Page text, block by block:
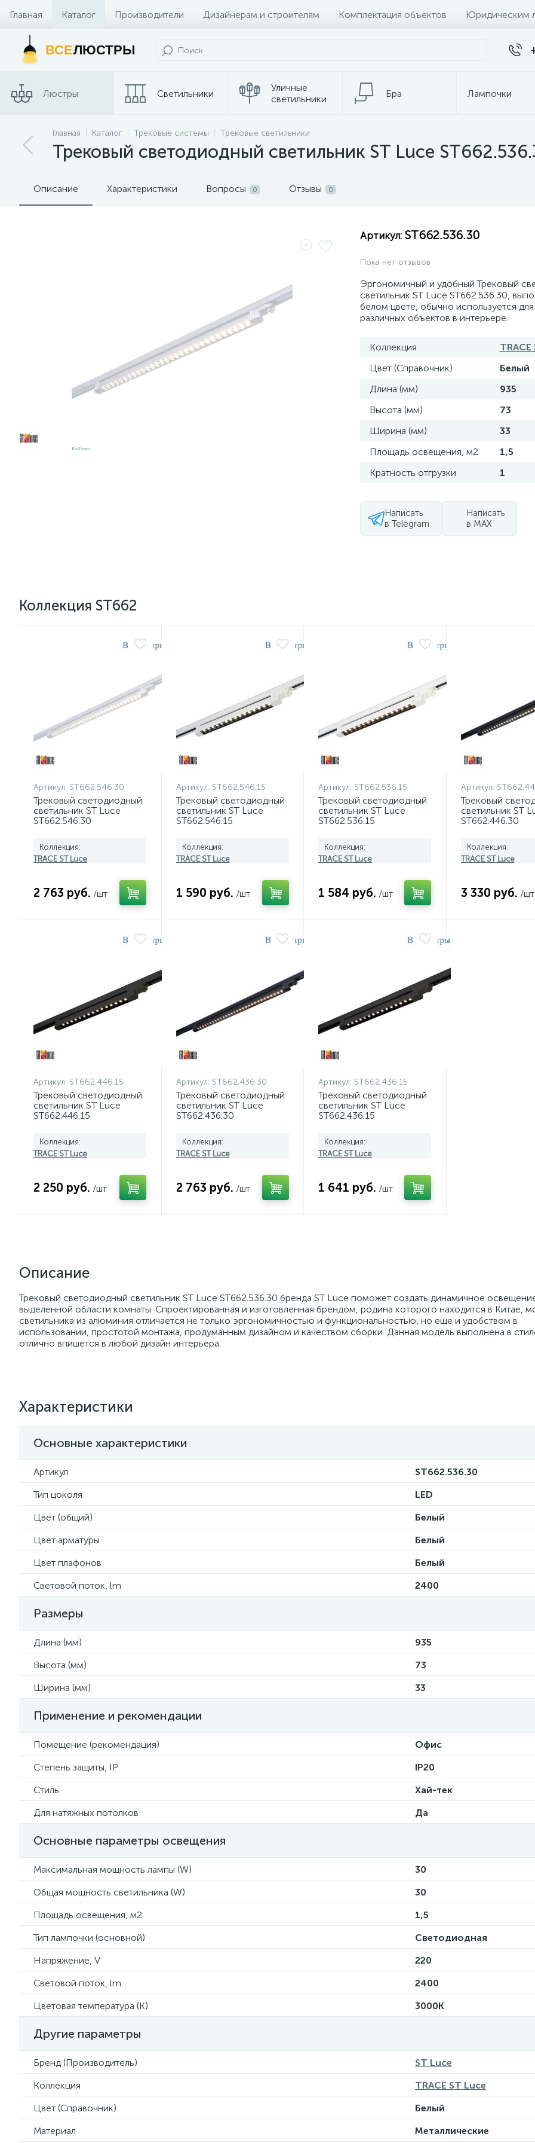
Главная Каталог Производители Дизайнерам и строителям Комплектация объектов Юридическим
Контакты и Магазины
ВСЕЛЮСТРЫ
Люстры Светильники
Уличные
светильники
Бра Лампочки
Споты
Трековые
Электротовары
лампы
Главная Каталог Трековые системы Трековые светильники
Трековый светодиодный светильник ST Luce
Описание Характеристики Вопросы 0 Отзывы 0
Артикул: ST662.536.30
Пока нет отзывов
Эргономичный и удобный Трековый
светильник ST Luce ST662.536.30,
белом цвете, обычно используется
различных объектов в интерьере.
Коллекция
Цвет (Справочник)
Белый
Длина (мм)
935
Высота (мм)
73
Ширина (мм)
33
Площадь освещения, м2
1,5
Кратность отгрузки
1
Написать
в Telegram
Написать
в MAX
Коллекция ST662
Артикул: ST662.546.30
Трековый светодиодный
светильник ST Luce
ST662.546.30
Коллекция:
TRACE ST Luce
2 763 руб. /шт
Артикул: ST662.546.15
Трековый светодиодный
светильник ST Luce
ST662.546.15
Коллекция:
TRACE ST Luce
1 590 руб. /шт
Артикул: ST662.536.15
Трековый светодиодный
светильник ST Luce
ST662.536.15
Коллекция:
TRACE ST Luce
1 584 руб. /шт
Артикул:
Трековый
светильник ST
ST662.446.30
Коллекция:
TRACE ST Luce
3 330 руб. /шт
Артикул: ST662.446.15
Трековый светодиодный
светильник ST Luce
ST662.446.15
Коллекция:
TRACE ST Luce
2 250 руб. /шт
Артикул: ST662.436.30
Трековый светодиодный
светильник ST Luce
ST662.436.30
Коллекция:
TRACE ST Luce
2 763 руб. /шт
Артикул: ST662.436.15
Трековый светодиодный
светильник ST Luce
ST662.436.15
Коллекция:
TRACE ST Luce
1 641 руб. /шт
Описание
Трековый светодиодный светильник ST Luce ST662.536.30 бренда ST Luce поможет создать динамичное
выделенной области комнаты. Спроектированная и изготовленная брендом, родина которого находится в Китае,
светильника из алюминия отличается не только эргономичностью и функциональностью, но еще и удобством в
использовании, простотой монтажа, продуманным дизайном и качеством сборки. Данная модель выполнена в
отлично впишется в любой дизайн интерьера.
Характеристики
Основные характеристики
Артикул
ST662.536.30
Тип цоколя
LED
Цвет (общий)
Белый
Цвет арматуры
Белый
Цвет плафонов
Белый
Световой поток, lm
2400
Размеры
Длина (мм)
935
Высота (мм)
73
Ширина (мм)
33
Применение и рекомендации
Помещение (рекомендация)
Офис
Степень защиты, IP
IP20
Стиль
Хай-тек
Для натяжных потолков
Да
Основные параметры освещения
Максимальная мощность лампы (W)
30
Общая мощность светильника (W)
30
Площадь освещения, м2
1,5
Тип лампочки (основной)
Светодиодная
Напряжение, V
220
Световой поток, lm
2400
Цветовая температура (К)
3000K
Другие параметры
Бренд (Производитель)
ST Luce
Коллекция
TRACE ST Luce
Цвет (Справочник)
Белый
Материал
Металлические